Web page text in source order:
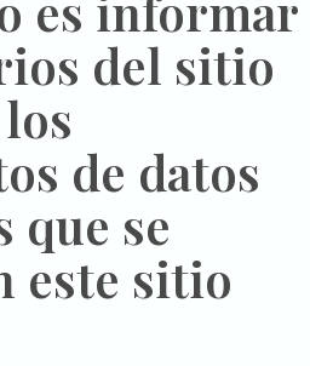
del sitio
de datos
que se
este sitio